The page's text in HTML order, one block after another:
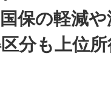
保の軽減
分も上位